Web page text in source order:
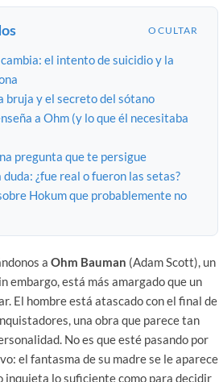
OCULTAR
el intento de suicidio y la
bruja y el secreto del sótano
a Ohm (y lo que él necesitaba
pregunta que te persigue
¿fue real o fueron las setas?
Hokum que probablemente no
a Ohm Bauman (Adam Scott), un
embargo, está más amargado que un
El hombre está atascado con el final de
una obra que parece tan
No es que esté pasando por
el fantasma de su madre se le aparece
inquieta lo suficiente como para decidir